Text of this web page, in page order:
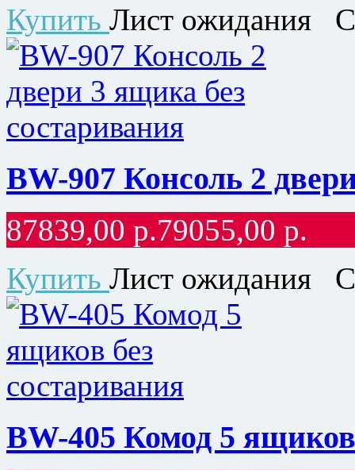
Купить Лист ожидания
BW-907 Консоль 2
87839,00 р.79055,00 р.
Купить Лист ожидания
BW-405 Комод 5